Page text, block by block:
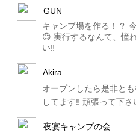
GUN
キャンプ場を作る！？
😊 実行するなんて、憧
い‼️
Akira
オープンしたら是非と
してます‼️ 頑張って下さ
夜宴キャンプの会